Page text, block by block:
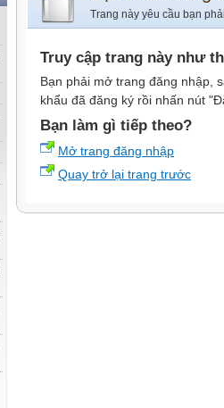
Trang này yêu cầu bạn
Truy cập trang này như
Bạn phải mở trang đăng nhập,
khẩu đã đăng ký rồi nhấn nút
Bạn làm gì tiếp theo?
Mở trang đăng nhập
Quay trở lại trang trước